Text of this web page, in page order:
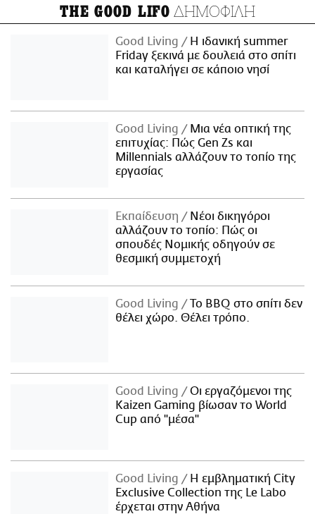
THE GOOD LIFO ΔΗΜΟΦΙΛΗ
Good Living
Η ιδανική summer
Friday ξεκινά με δουλειά στο σπίτι
και καταλήγει σε κάποιο νησί
Good Living
Μια νέα οπτική της
επιτυχίας: Πώς Gen Zs και
Millennials αλλάζουν το τοπίο της
εργασίας
Εκπαίδευση
Νέοι δικηγόροι
αλλάζουν το τοπίο: Πώς οι
σπουδές Νομικής οδηγούν σε
θεσμική συμμετοχή
Good Living
Το BBQ στο σπίτι δεν
θέλει χώρο. Θέλει τρόπο.
Good Living
Οι εργαζόμενοι της
Kaizen Gaming βίωσαν το World
Cup από "μέσα"
Good Living
Η εμβληματική City
Exclusive Collection της Le Labo
έρχεται στην Αθήνα